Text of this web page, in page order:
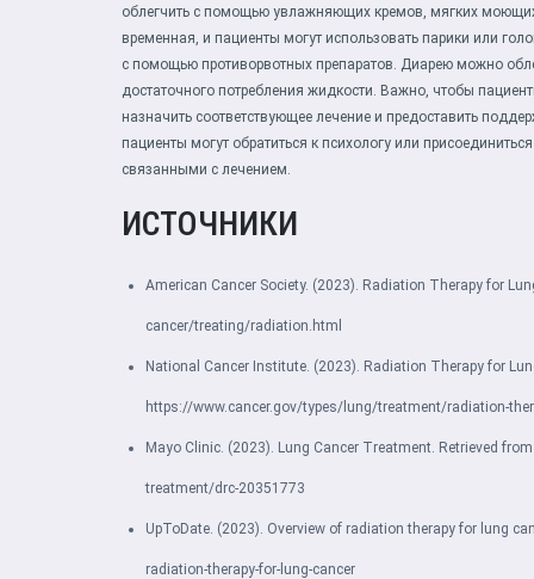
облегчить с помощью увлажняющих кремов, мягких
временная, и пациенты могут использовать парики или
с помощью противорвотных препаратов. Диарею можно
достаточного потребления жидкости. Важно, чтобы
назначить соответствующее лечение и предоставить
пациенты могут обратиться к психологу или
связанными с лечением.
ИСТОЧНИКИ
American Cancer Society. (2023). Radiation Therapy for
cancer/treating/radiation.html
National Cancer Institute. (2023). Radiation Therapy for
https://www.cancer.gov/types/lung/treatment/radiation-
Mayo Clinic. (2023). Lung Cancer Treatment. Retrieved
treatment/drc-20351773
UpToDate. (2023). Overview of radiation therapy for lung
radiation-therapy-for-lung-cancer